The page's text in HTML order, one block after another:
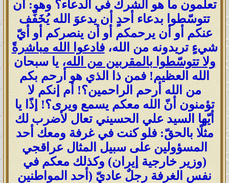
تعلمون ما هو الشرك في الدعاء؟ وهو: أن
تتوسّطوا بدعاء أحدٍ أن يدعوَ الله يُخَفِّف
عنكم أو أن يرحمكم أو أن ينصركم أو أيّ
شيءٍ تريدونه من الله،فادعوا الله مباشرةً
ولا تتوسّطوا بالمقربين من الله، يا سبحان
الله العظيم! فمن ذا الذي هو أرحم بكم
من الله أرحم الراحمين؟! أم إنكم لا
تؤمنون أنّ الله معكم يسمع ويرى؟! إذًا يا
أيّها السيد علي الحسيني تعال لأضرب لك
مثلًا بالحقّ: فلو كنت في غرفة ومعك أحد
المسؤولين على سبيل المثال عراقجي
(وزير خارجية إيران) وكذلك معكم في
نفس الغرفة رجلٌ عاديّ (أحد المواطنين